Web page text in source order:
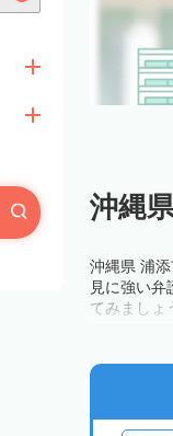
沖縄
沖縄県 浦
見に強い
てみましょ